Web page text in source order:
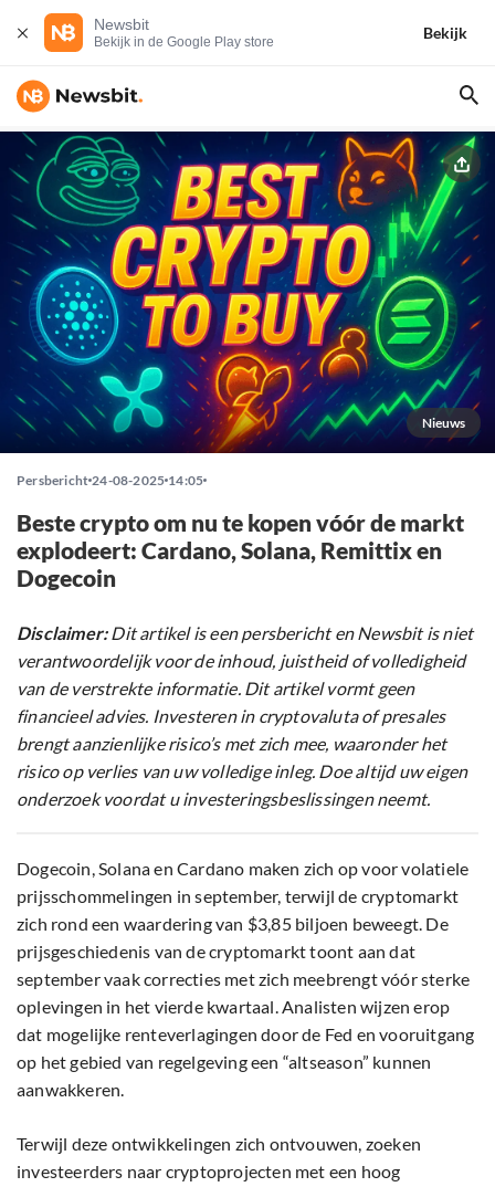
Newsbit
Bekijk in de Google Play store
Bekijk
Nieuws
Persbericht 24-08-2025 14:05
Beste crypto om nu te kopen vóór de markt
explodeert: Cardano, Solana, Remittix en
Dogecoin
Disclaimer:Dit artikel is een persbericht en Newsbit is niet
verantwoordelijk voor de inhoud, juistheid of volledigheid
van de verstrekte informatie. Dit artikel vormt geen
financieel advies. Investeren in cryptovaluta of presales
brengt aanzienlijke risico’s met zich mee, waaronder het
risico op verlies van uw volledige inleg. Doe altijd uw eigen
onderzoek voordat u investeringsbeslissingen neemt.
Dogecoin, Solana en Cardano maken zich op voor volatiele
prijsschommelingen in september, terwijl de cryptomarkt
zich rond een waardering van $3,85 biljoen beweegt. De
prijsgeschiedenis van de cryptomarkt toont aan dat
september vaak correcties met zich meebrengt vóór sterke
oplevingen in het vierde kwartaal. Analisten wijzen erop
dat mogelijke renteverlagingen door de Fed en vooruitgang
op het gebied van regelgeving een “altseason” kunnen
aanwakkeren.
Terwijl deze ontwikkelingen zich ontvouwen, zoeken
investeerders naar cryptoprojecten met een hoog